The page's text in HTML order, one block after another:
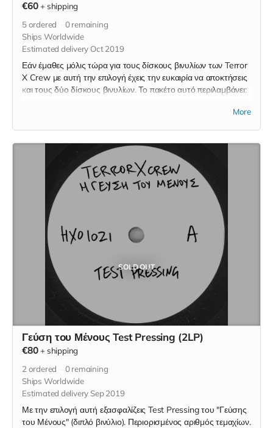
€60 + shipping
5ordered 0remaining
Ships Worldwide
Estimated delivery Oct 2019
Εάν έμαθες μόλις τώρα για τους δίσκους βινυλίων των Terror
X Crew με αυτή την επιλογή έχεις την ευκαιρία να αποκτήσεις
και τους δύο δίσκους βινυλίων. Το πακέτο αυτό περιλαμβάνει:
(2LP) * Τον δίσκο "Η Πόλις Εάλω" σε μαύρο βινύλίο (LP) ΚαιMore
SOLD OUT
Γεύση του Μένους Test Pressing (2LP)
€80 + shipping
2 ordered 0remaining
Ships Worldwide
Estimated delivery Sep 2019
Με την επιλογή αυτή εξασφαλίζεις Test Pressing του "Γεύσης
του Μένους" (διπλό βινύλιο). Περιορισμένος αριθμός τεμαχίων.